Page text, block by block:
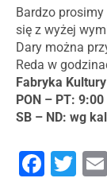
Bardzo
się z wyżej
Dary można
Reda w
Fabryka
PON – PT:
SB – ND: wg